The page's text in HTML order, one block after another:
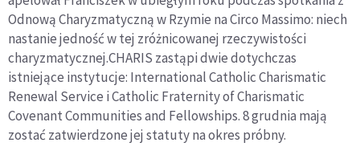
Odnową Charyzmatyczną w Rzymie na Circo Massimo: niech
nastanie jedność w tej zróżnicowanej rzeczywistości
charyzmatycznej.CHARIS zastąpi dwie dotychczas
istniejące instytucje: International Catholic Charismatic
Renewal Service i Catholic Fraternity of Charismatic
Covenant Communities and Fellowships. 8 grudnia mają
zostać zatwierdzone jej statuty na okres próbny.